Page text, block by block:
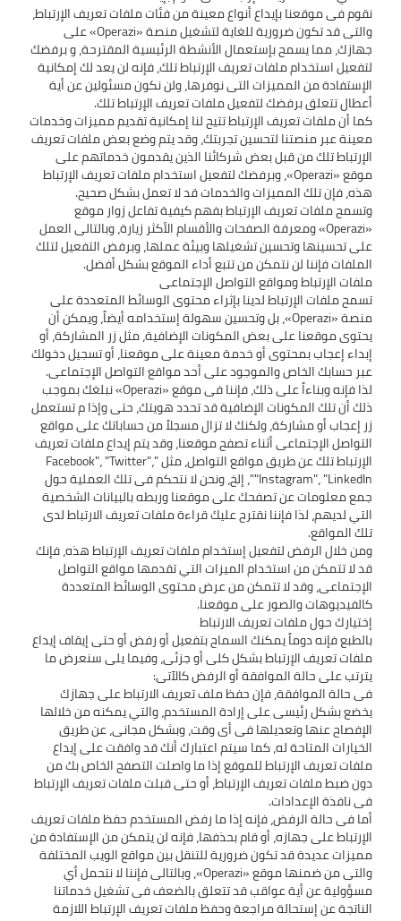
نقوم فى موقعنا بإيداع أنواع معينة من فئات ملفات تعريف الإرتباط،
والتى قد تكون ضرورية للغاية لتشغيل منصة «Operazi» على
جهازك، مما يسمح بإستعمال الأنشطة الرئيسية المقترحة، و برفضك
لتفعيل استخدام ملفات تعريف الإرتباط تلك، فإنه لن يعد لك إمكانية
الإستفادة من المميزات التى نوفرها، ولن نكون مسئولين عن أية
كما أن ملفات تعريف الإرتباط تتيح لنا إمكانية تقديم مميزات وخدمات
معينة عبر منصتنا لتحسين تجربتك، وقد يتم وضع بعض ملفات تعريف
الإرتباط تلك من قبل بعض شركائنا الذين يقدمون خدماتهم على
موقع «Operazi»، وبرفضك لتفعيل استخدام ملفات تعريف الإرتباط
وتسمح ملفات تعريف الإرتباط بفهم كيفية تفاعل زوار موقع
«Operazi» ومعرفة الصفحات والأقسام الأكثر زيارة، وبالتالى العمل
على تحسينها وتحسين تشغيلها وبيئة عملها، وبرفض التفعيل لتلك
تسمح ملفات الإرتباط لدينا بإثراء محتوى الوسائط المتعددة على
منصة «Operazi»، بل وتحسين سهولة إستخدامه أيضاً، ويمكن أن
يحتوى موقعنا على بعض المكونات الإضافية، مثل زر المشاركة، أو
إبداء إعجاب بمحتوى أو خدمة معينة على موقعنا، أو تسجيل دخولك
لذا فإنه وبناءاً على ذلك، فإننا فى موقع «Operazi» نبلغك بموجب
ذلك أن تلك المكونات الإضافية قد تحدد هويتك، حتى وإذا م تستعمل
زر إعجاب أو مشاركة، ولكنك لا تزال مسجلاً من حساباتك على مواقع
التواصل الإجتماعى أثناء تصفح موقعنا، وقد يتم إيداع ملفات تعريف
الإرتباط تلك عن طريق مواقع التواصل، مثل "Facebook"، "Twitter"،
"Instagram"، "LinkedIn"، إلخ، ونحن لا نتحكم فى تلك العملية حول
جمع معلومات عن تصفحك على موقعنا وربطه بالبيانات الشخصية
التي لديهم، لذا فإننا نقترح عليك قراءة ملفات تعريف الارتباط لدى
ومن خلال الرفض لتفعيل إستخدام ملفات تعريف الإرتباط هذه، فإنك
قد لا تتمكن من استخدام الميزات التي تقدمها مواقع التواصل
الإجتماعى، وقد لا تتمكن من عرض محتوى الوسائط المتعددة
بالطبع فإنه دوماً يمكنك السماح بتفعيل أو رفض أو حتى إيقاف إيداع
ملفات تعريف الإرتباط بشكل كلى أو جزئى، وفيما يلى سنعرض ما
فى حالة الموافقة، فإن حفظ ملف تعريف الارتباط على جهازك
يخضع بشكل رئيسى على إرادة المستخدم، والتي يمكنه من خلالها
الإفصاح عنها وتعديلها فى أى وقت، وبشكل مجانى، عن طريق
الخيارات المتاحة له، كما سيتم اعتبارك أنك قد وافقت على إيداع
ملفات تعريف الإرتباط للموقع إذا ما واصلت التصفح الخاص بك من
دون ضبط ملفات تعريف الإرتباط، أو حتى قبلت ملفات تعريف الإرتباط
أما فى حالة الرفض، فإنه إذا ما رفض المستخدم حفظ ملفات تعريف
الإرتباط على جهازه، أو قام بحذفها، فإنه لن يتمكن من الإستفادة من
مميزات عديدة قد تكون ضرورية للتنقل بين مواقع الويب المختلفة
والتى من ضمنها موقع «Operazi»، وبالتالى فإننا لا نتحمل أي
مسؤولية عن أية عواقب قد تتعلق بالضعف فى تشغيل خدماتنا
الناتجة عن إستحالة مراجعة وحفظ ملفات تعريف الإرتباط اللازمة